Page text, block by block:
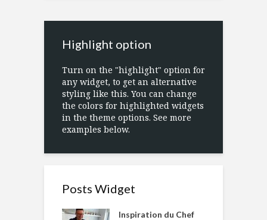
Highlight option
Turn on the "highlight" option for
any widget, to get an alternative
styling like this. You can change
the colors for highlighted widgets
in the theme options. See more
examples below.
Posts Widget
Inspiration du Chef